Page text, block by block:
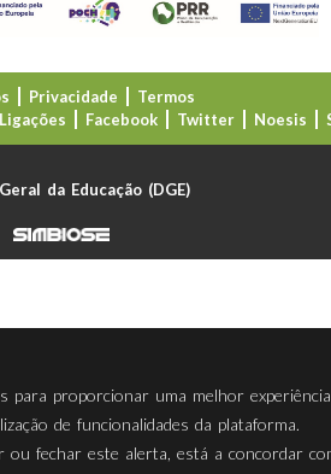
Privacidade
Termos
Ligações Facebook Twitter Noesis
da Educação (DGE)
para proporcionar uma melhor
de funcionalidades da plataforma.
ou fechar este alerta, está a concordar